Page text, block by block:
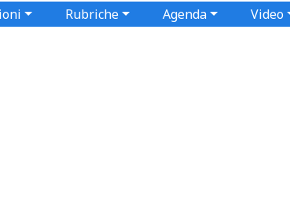
Rubriche Agenda Video